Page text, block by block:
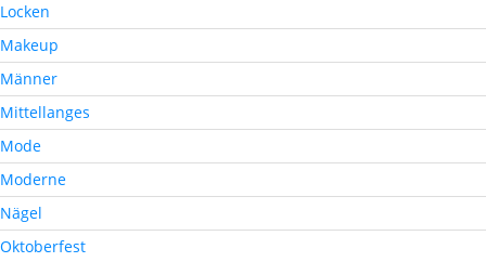
Locken
Makeup
Männer
Mittellanges
Mode
Moderne
Nägel
Oktoberfest